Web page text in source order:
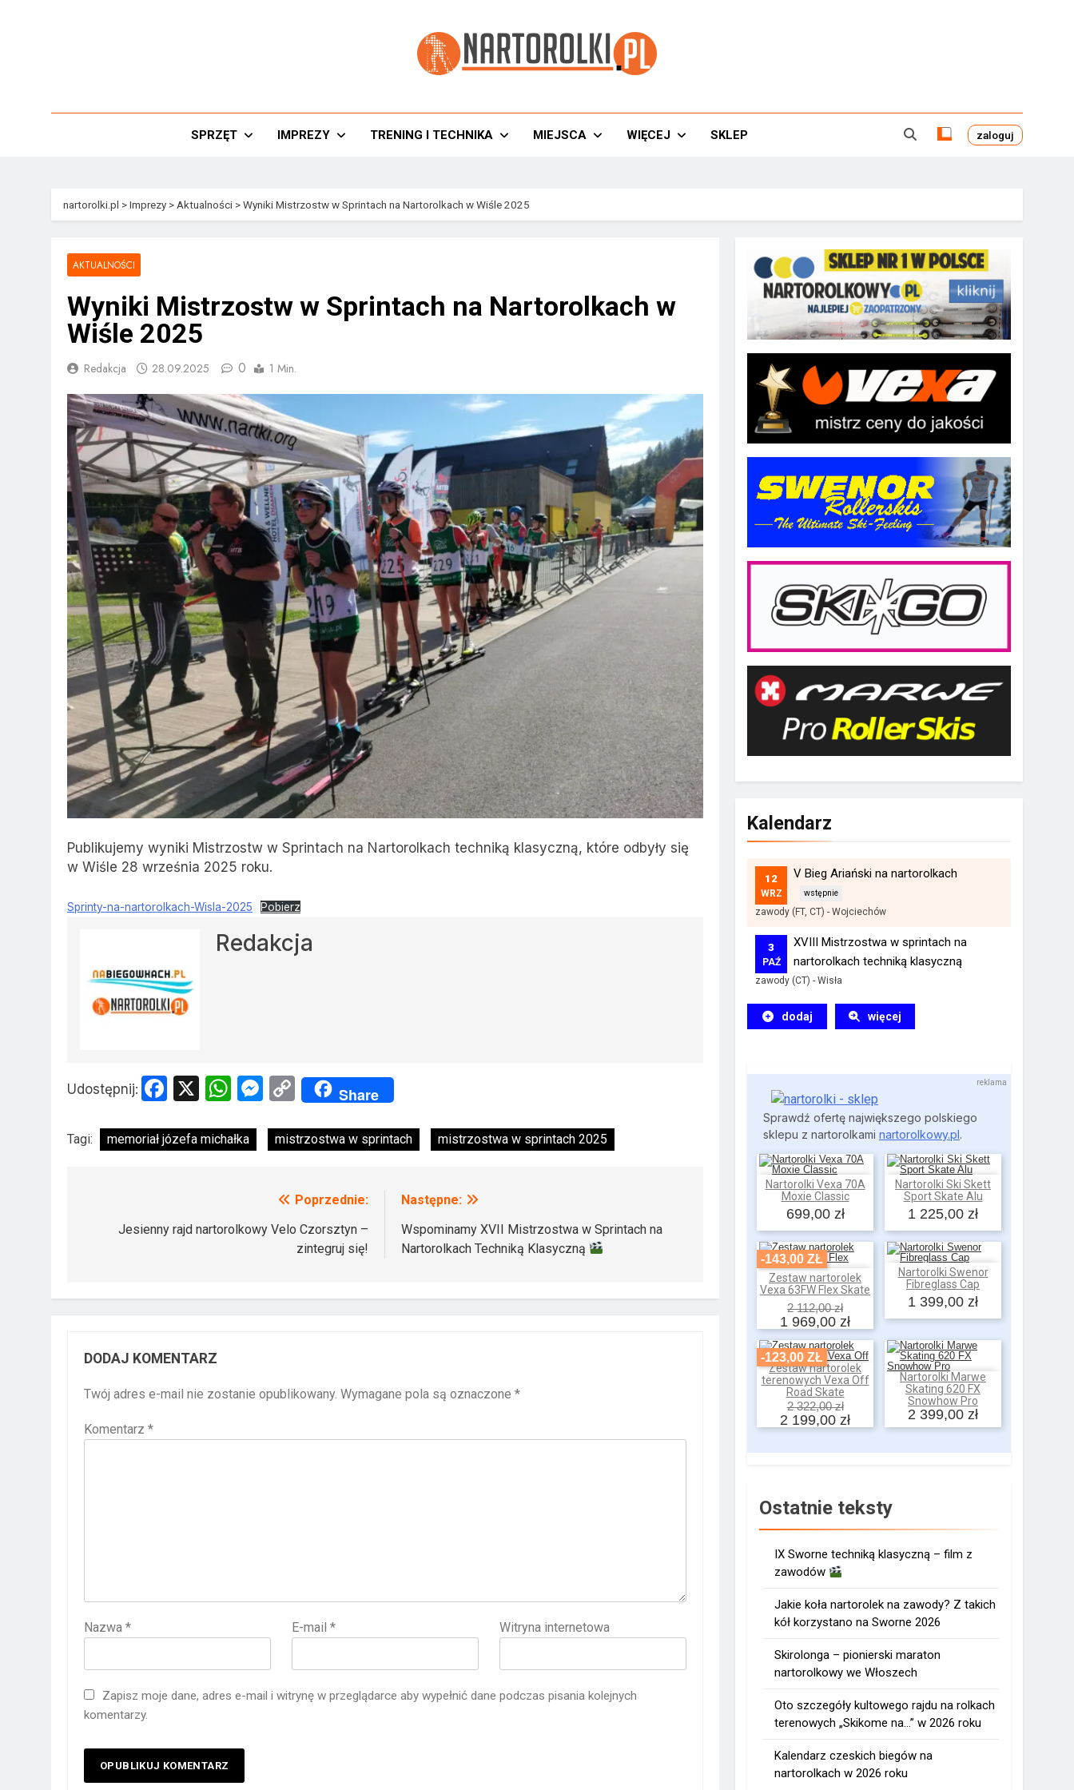
SPRZĘT IMPREZY TRENING I TECHNIKA MIEJSCA WIĘCEJ SKLEP zaloguj
nartorolki.pl >Imprezy > Aktualności >Wyniki Mistrzostw w Sprintach na Nartorolkach w Wiśle 2025
AKTUALNOŚCI
Wyniki Mistrzostw w Sprintach na Nartorolkach w
Wiśle 2025
Redakcja 28.09.2025 0 1 Min.
Publikujemy wyniki Mistrzostw w Sprintach na Nartorolkach techniką klasyczną, które odbyły się
w Wiśle 28 września 2025 roku.
Sprinty-na-nartorolkach-Wisla-2025 Pobierz
Redakcja
Udostępnij: Facebook
X WhatsApp
Messenger
Copy
Link
Share
Tagi: memoriał józefa michałka mistrzostwa w sprintach mistrzostwa w sprintach 2025
wpisu
Poprzednie:
Jesienny rajd nartorolkowy Velo Czorsztyn –
zintegruj się!
Następne:
Wspominamy XVII Mistrzostwa w Sprintach na
Nartorolkach Techniką Klasyczną
DODAJ KOMENTARZ
Twój adres e-mail nie zostanie opublikowany. Wymagane pola są oznaczone *
Komentarz *
Nazwa * E-mail* Witryna internetowa
Zapisz moje dane, adres e-mail i witrynę w przeglądarce aby wypełnić dane podczas pisania kolejnych
komentarzy.
Kalendarz
12
WRZ
V Bieg Ariański na nartorolkach
zawody (FT, CT) - Wojciechów
3
PAŹ
XVIII Mistrzostwa w sprintach na
nartorolkach techniką klasyczną
zawody (CT) - Wisła
dodaj więcej
Sprawdź ofertę największego polskiego
sklepu z nartorolkami nartorolkowy.pl .
Nartorolki Vexa 70A
Moxie Classic
699,00 zł
Dodaj do koszyka
Nartorolki Ski Skett
Sport Skate Alu
1 225,00 zł
Dodaj do koszyka
-143,00 ZŁ
Zestaw nartorolek
Vexa 63FW Flex Skate
2 112,00 zł
1 969,00 zł
Dodaj do koszyka
Nartorolki Swenor
Fibreglass Cap
1 399,00 zł
Dodaj do koszyka
-123,00 ZŁ
Zestaw nartorolek
terenowych Vexa Off
Road Skate
2 322,00 zł
2 199,00 zł
Dodaj do koszyka
Nartorolki Marwe
Skating 620 FX
Snowhow Pro
2 399,00 zł
Dodaj do koszyka
Ostatnie teksty
IX Sworne techniką klasyczną – film z
zawodów
Jakie koła nartorolek na zawody? Z takich
kół korzystano na Sworne 2026
Skirolonga – pionierski maraton
nartorolkowy we Włoszech
Oto szczegóły kultowego rajdu na rolkach
terenowych „Skikome na…” w 2026 roku
Kalendarz czeskich biegów na
nartorolkach w 2026 roku